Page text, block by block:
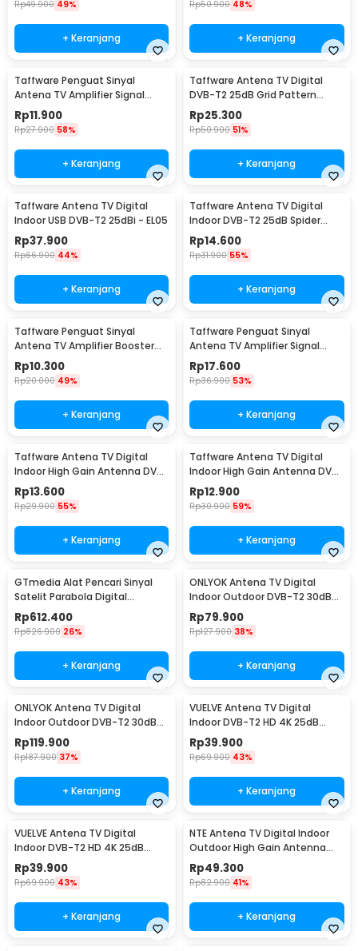
Rp49.900 49%
+ Keranjang
Rp50.900 48%
+ Keranjang
Taffware Penguat Sinyal
Antena TV Amplifier Signal
Booster DVB-T2 - TFL-D15
Rp11.900
Rp27.900 58%
+ Keranjang
Taffware Antena TV Digital
DVB-T2 25dB Grid Pattern
Signal Booster - TFL-D139
Rp25.300
Rp50.900 51%
+ Keranjang
Taffware Antena TV Digital
Indoor USB DVB-T2 25dBi - EL05
Rp37.900
Rp66.900 44%
+ Keranjang
Taffware Antena TV Digital
Indoor DVB-T2 25dB Spider
Jack Male Plug - TFL-D139
Rp14.600
Rp31.900 55%
+ Keranjang
Taffware Penguat Sinyal
Antena TV Amplifier Booster
DVB-T2 - TFL-D15
Rp10.300
Rp20.000 49%
+ Keranjang
Taffware Penguat Sinyal
Antena TV Amplifier Signal
Booster DVB-T2 35dB - TFL-D-
25
Rp17.600
Rp36.900 53%
+ Keranjang
Taffware Antena TV Digital
Indoor High Gain Antenna DVB-
T2 25dB - TFL-D140
Rp13.600
Rp29.900 55%
+ Keranjang
Taffware Antena TV Digital
Indoor High Gain Antenna DVB-
T2 25dB - N0012
Rp12.900
Rp30.900 59%
+ Keranjang
GTmedia Alat Pencari Sinyal
Satelit Parabola Digital
Satellite Finder - V8 Finder2
Rp612.400
Rp826.900 26%
+ Keranjang
ONLYOK Antena TV Digital
Indoor Outdoor DVB-T2 30dB
Female Plug - LK860
Rp79.900
Rp127.900 38%
+ Keranjang
ONLYOK Antena TV Digital
Indoor Outdoor DVB-T2 30dB
Female Plug - LK86
Rp119.900
Rp187.900 37%
+ Keranjang
VUELVE Antena TV Digital
Indoor DVB-T2 HD 4K 25dB
Female Plug - AN-2027
Rp39.900
Rp69.900 43%
+ Keranjang
VUELVE Antena TV Digital
Indoor DVB-T2 HD 4K 25dB
Female Plug - AN-2019
Rp39.900
Rp69.900 43%
+ Keranjang
NTE Antena TV Digital Indoor
Outdoor High Gain Antenna
DVB-T2 36dB - N221
Rp49.300
Rp82.900 41%
+ Keranjang